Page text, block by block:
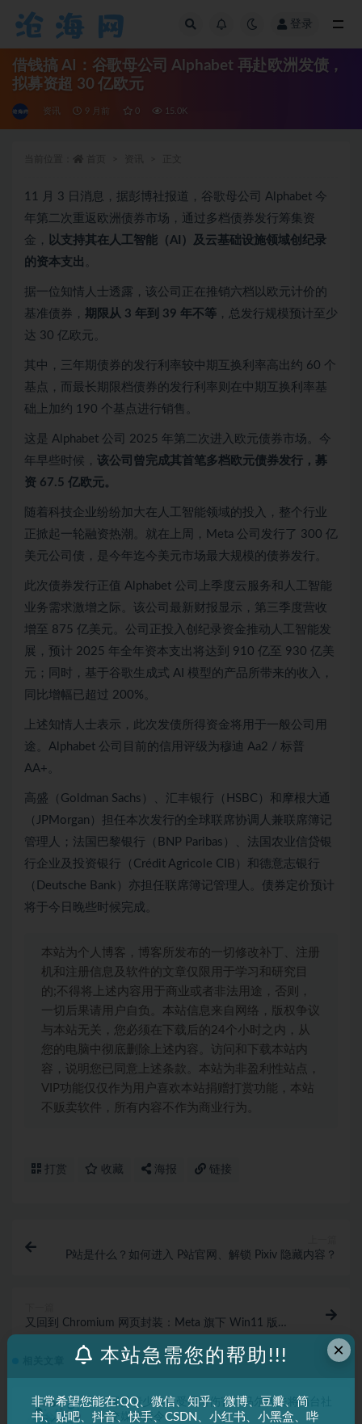
登录
借钱搞 AI：谷歌母公司 Alphabet 再赴欧洲发债，
拟募资超 30 亿欧元
资讯 9 月前 0 15.0K
11 月 3 日消息，据彭博社报道，谷歌母公司 Alphabet 今
年第二次重返欧洲债券市场，通过多档债券发行筹集资
金，
以支持其在人工智能（AI）及云基础设施领域创纪录
的资本支出
据一位知情人士透露，该公司正在推销六档以欧元计价的
基准债券， 期限从 3 年到 39 年不等 ，总发行规模预计至少
达 30 亿欧元。
其中，三年期债券的发行利率较中期互换利率高出约 60 个
基点，而最长期限档债券的发行利率则在中期互换利率基
础上加约 190 个基点进行销售。
这是 Alphabet 公司 2025 年第二次进入欧元债券市场。今
年早些时候， 该公司曾完成其首笔多档欧元债券发行，募
资 67.5 亿欧元。
随着科技企业纷纷加大在人工智能领域的投入，整个行业
正掀起一轮融资热潮。就在上周，Meta 公司发行了 300 亿
美元公司债，是今年迄今美元市场最大规模的债券发行。
此次债券发行正值 Alphabet 公司上季度云服务和人工智能
业务需求激增之际。该公司最新财报显示，第三季度营收
增至 875 亿美元。公司正投入创纪录资金推动人工智能发
展，预计 2025 年全年资本支出将达到 910 亿至 930 亿美
元；同时，基于谷歌生成式 AI 模型的产品所带来的收入，
同比增幅已超过 200%。
上述知情人士表示，此次发债所得资金将用于一般公司用
途。Alphabet 公司目前的信用评级为穆迪 Aa2 / 标普
AA+。
高盛（Goldman Sachs）、汇丰银行（HSBC）和摩根大通
（JPMorgan）担任本次发行的全球联席协调人兼联席簿记
管理人；法国巴黎银行（BNP Paribas）、法国农业信贷银
行企业及投资银行（Crédit Agricole CIB）和德意志银行
（Deutsche Bank）亦担任联席簿记管理人。债券定价预计
将于今日晚些时候完成。
本站为个人博客，博客所发布的一切修改补丁、注册
机和注册信息及软件的文章仅限用于学习和研究目
的;不得将上述内容用于商业或者非法用途，否则，
一切后果请用户自负。本站信息来自网络，版权争议
与本站无关，您必须在下载后的24个小时之内，从
您的电脑中彻底删除上述内容。访问和下载本站内
容，说明您已同意上述条款。本站为非盈利性站点，
VIP功能仅仅作为用户喜欢本站捐赠打赏功能，本站
不贩卖软件，所有内容不作为商业行为。
打赏 收藏 海报 链接
P站是什么？如何进入 P站官网、解锁 Pixiv 隐藏内容？
又回到 Chromium 网页封装：Meta 旗下 Win11 版
WhatsApp 聊天应用放弃 WinUI 原生版本
保护青少年免受网络伤害：马尔代夫将出台社
交媒体禁令
×
本站急需您的帮助!!!
非常希望您能在:QQ、微信、知乎、微博、豆瓣、简
书、贴吧、抖音、快手、CSDN、小红书、小黑盒、哔